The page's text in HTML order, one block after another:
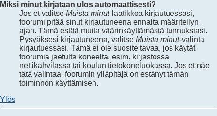
Miksi minut kirjataan ulos automaattisesti?
Jos et valitse Muista minut-laatikkoa kirjautuessasi,
foorumi pitää sinut kirjautuneena ennalta määritellyn
ajan. Tämä estää muita väärinkäyttämästä tunnuksiasi.
Pysyäksesi kirjautuneena, valitse Muista minut-valinta
kirjautuessasi. Tämä ei ole suositeltavaa, jos käytät
foorumia jaetulta koneelta, esim. kirjastossa,
nettikahvilassa tai koulun tietokoneluokassa. Jos et näe
tätä valintaa, foorumin ylläpitäjä on estänyt tämän
toiminnon käyttämisen.
Ylös